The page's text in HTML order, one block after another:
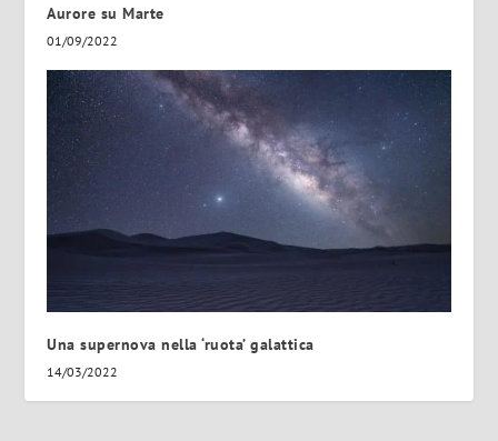
Aurore su Marte
01/09/2022
Una supernova nella ‘ruota’ galattica
14/03/2022